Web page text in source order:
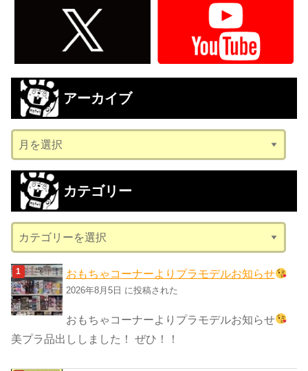
アーカイブ
ー
カ
ブ
カテゴリー
テ
ゴ
リ
ー
おもちゃコーナーよりプラモデルお知らせ
2026年8月5日 に投稿された
おもちゃコーナーよりプラモデルお知らせ
美プラ品出ししました！ ぜひ！！